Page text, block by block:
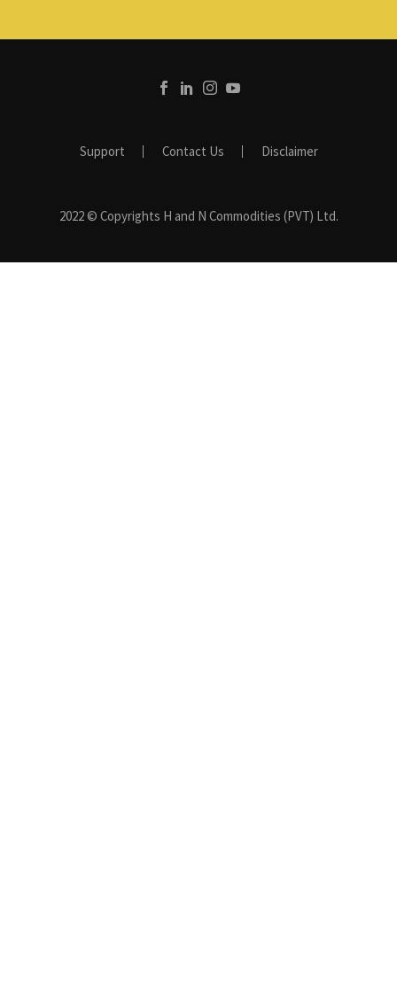
Support Contact Us Disclaimer
2022 © Copyrights H and N Commodities (PVT) Ltd.